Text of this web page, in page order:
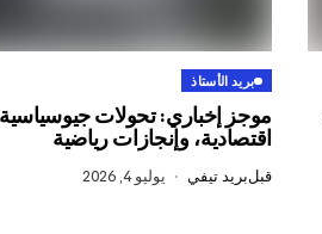
بريد الأستاذ
موجز إخباري: تحولات
اقتصادية، وإنجازات رياضية
قبلبريد تيفي يوليو 4, 2026